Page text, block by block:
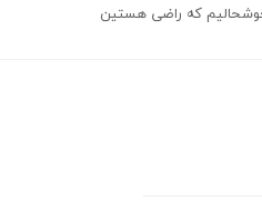
که راضی هستین